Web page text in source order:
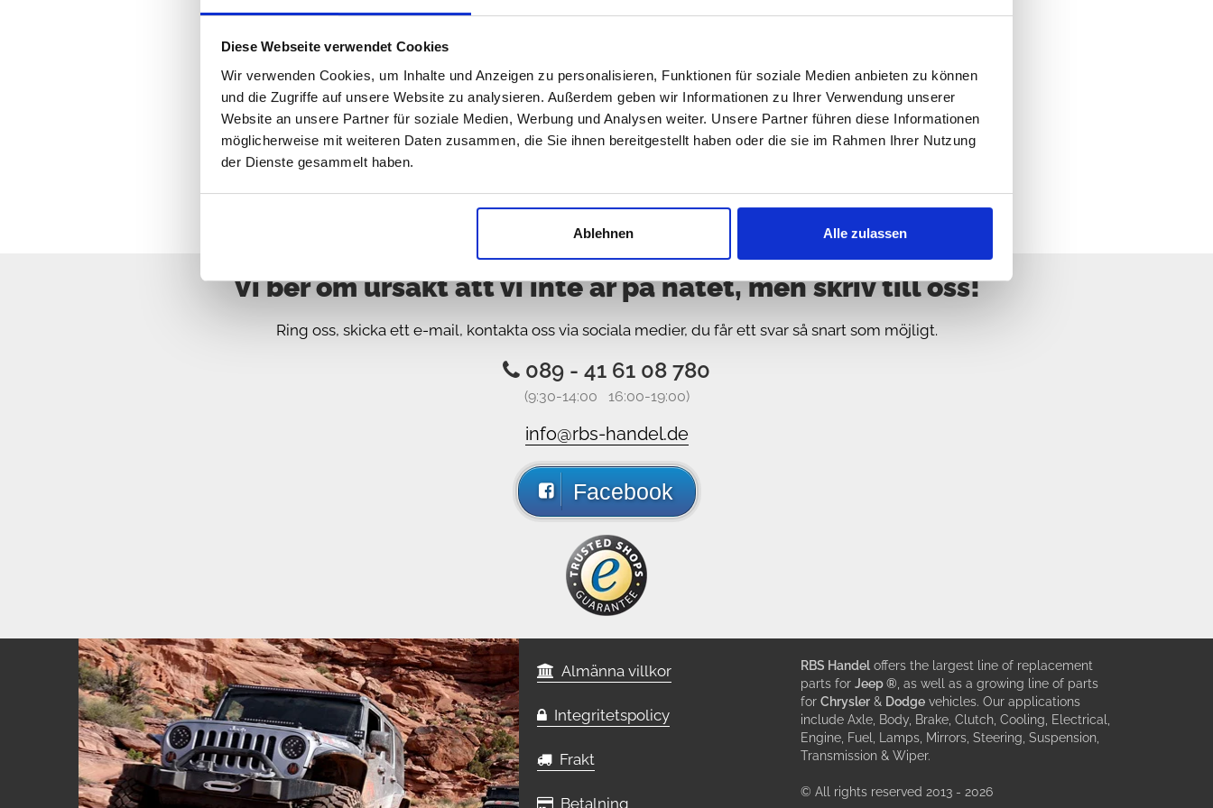
Diese Webseite verwendet Cookies
Wir verwenden Cookies, um Inhalte und Anzeigen zu personalisieren, Funktionen für soziale Medien anbieten zu können
und die Zugriffe auf unsere Website zu analysieren. Außerdem geben wir Informationen zu Ihrer Verwendung unserer
Website an unsere Partner für soziale Medien, Werbung und Analysen weiter. Unsere Partner führen diese Informationen
möglicherweise mit weiteren Daten zusammen, die Sie ihnen bereitgestellt haben oder die sie im Rahmen Ihrer Nutzung
der Dienste gesammelt haben.
Ablehnen Alle zulassen
Vi ber om ursäkt att vi inte är på nätet, men skriv till oss!
Ring oss, skicka ett e-mail, kontakta oss via sociala medier, du får ett svar så snart som möjligt.
089 - 41 61 08 780
(9:30-14:00 16:00-19:00)
info@rbs-handel.de
Facebook
Almänna villkor
Integritetspolicy
Frakt
Betalning
RBS Handel offers the largest line of replacement
parts for Jeep ® , as well as a growing line of parts
for Chrysler & Dodge vehicles. Our applications
include Axle, Body, Brake, Clutch, Cooling, Electrical,
Engine, Fuel, Lamps, Mirrors, Steering, Suspension,
Transmission & Wiper.
© All rights reserved 2013 - 2026